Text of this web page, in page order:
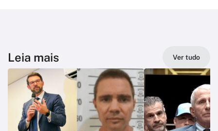
Leia mais Ver tudo